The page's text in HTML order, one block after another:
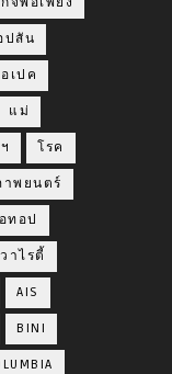
ปสัน
อเปค
แม่
โรค
าพยนตร์
ทอป
าไรตี้
AIS
BINI